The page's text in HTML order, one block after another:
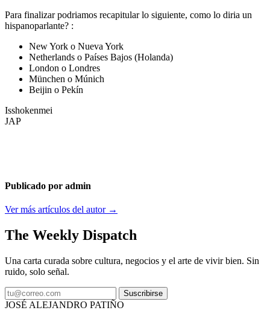
Para finalizar podriamos recapitular lo siguiente, como lo diria un
hispanoparlante? :
New York o Nueva York
Netherlands o Países Bajos (Holanda)
London o Londres
München o Múnich
Beijin o Pekín
Isshokenmei
JAP
Publicado por admin
Ver más artículos del autor →
The Weekly Dispatch
Una carta curada sobre cultura, negocios y el arte de vivir bien. Sin
ruido, solo señal.
Suscribirse
JOSÉ ALEJANDRO PATIÑO